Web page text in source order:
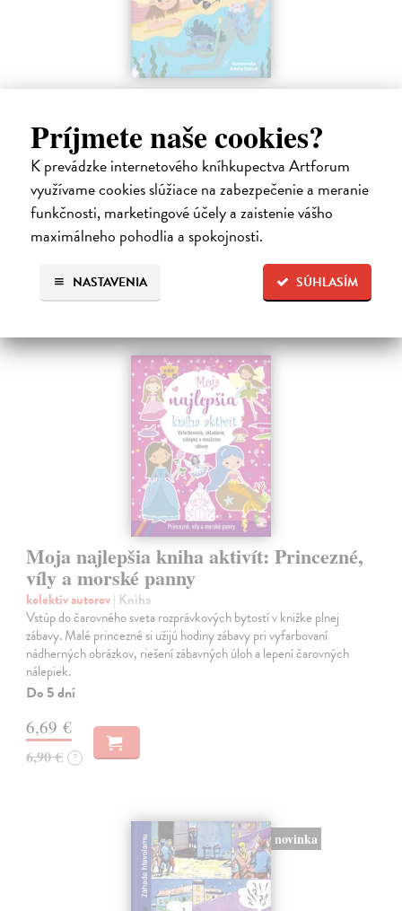
Príjmete naše cookies?
K prevádzke internetového kníhkupectva Artforum
využívame cookies slúžiace na zabezpečenie a meranie
funkčnosti, marketingové účely a zaistenie vášho
maximálneho pohodlia a spokojnosti.
SÚHLASÍM
NASTAVENIA
Sedem písmen v piesku
Dovolenka na Kréte je niekedy plná prekvapení. Súrodenci Noro a
Anabela pri mori spoznávajú svojráznych Chrtovcov, natrafia na
usušenú jaštericu, zaujmú ich Uwe a Hans, ktorí sú takmer celé dni
zahrabaní…
Na sklade
14,20 €
14,95 € ?
Moja najlepšia kniha aktivít: Princezné,
víly a morské panny
kolektív autorov| Kniha
Vstúp do čarovného sveta rozprávkových bytostí v knižke plnej
zábavy. Malé princezné si užijú hodiny zábavy pri vyfarbovaní
nádherných obrázkov, riešení zábavných úloh a lepení čarovných
nálepiek.
Do 5 dní
6,69 €
6,90 € ?
novinka